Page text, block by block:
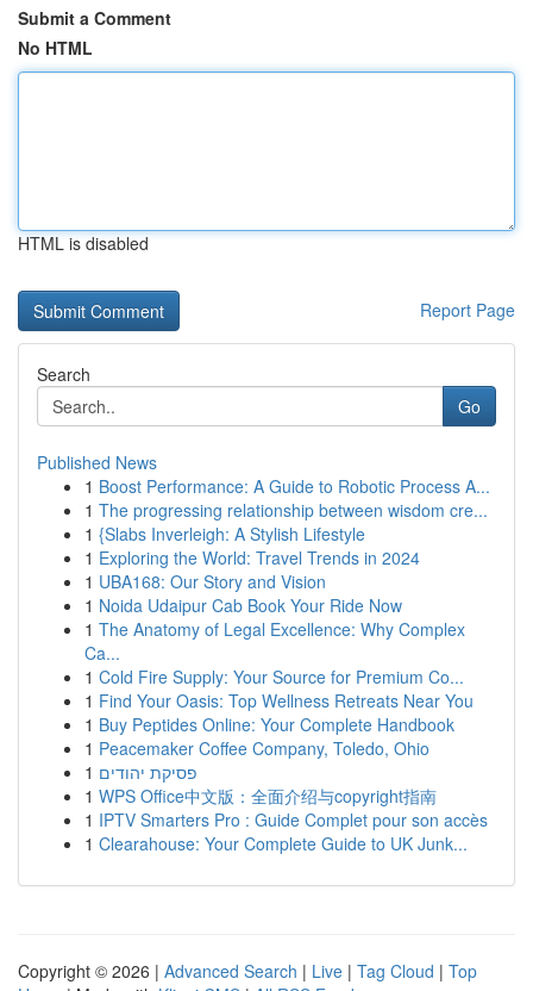
Submit a Comment
No HTML
HTML is disabled
Report Page
Search
Go
Published News
1 Boost Performance: A Guide to Robotic Process A...
1 The progressing relationship between wisdom cre...
1 {Slabs Inverleigh: A Stylish Lifestyle
1 Exploring the World: Travel Trends in 2024
1 UBA168: Our Story and Vision
1 Noida Udaipur Cab Book Your Ride Now
1 The Anatomy of Legal Excellence: Why Complex
Ca...
1 Cold Fire Supply: Your Source for Premium Co...
1 Find Your Oasis: Top Wellness Retreats Near You
1 Buy Peptides Online: Your Complete Handbook
1 Peacemaker Coffee Company, Toledo, Ohio
1 פסיקת יהודים
1 WPS Office中文版：全面介绍与copyright指南
1 IPTV Smarters Pro : Guide Complet pour son accès
1 Clearahouse: Your Complete Guide to UK Junk...
Copyright © 2026 | Advanced Search | Live | Tag Cloud | Top